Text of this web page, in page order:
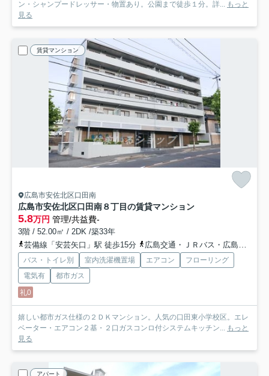
ン・シャンプードレッサー・物置あり。公園まで徒歩１分。詳...
もっと
見る
賃貸マンション
広島市安佐北区口田南
広島市安佐北区口田南８丁目の賃貸マンション
5.8万円 管理/共益費-
3階 / 52.00㎡ / 2DK /築33年
芸備線「安芸矢口」駅 徒歩15分
広島交通・ＪＲバス・広島バス「下岩ノ上バス停」バス停下車 徒歩6分
バス・トイレ別 室内洗濯機置場 エアコン
フローリング
電気有
都市ガス
礼0
嬉しい都市ガス仕様の２ＤＫマンション。人気の口田東小学校区。エレ
ベーター・エアコン２基・２口ガスコンロ付システムキッチン...
もっと
見る
アパート